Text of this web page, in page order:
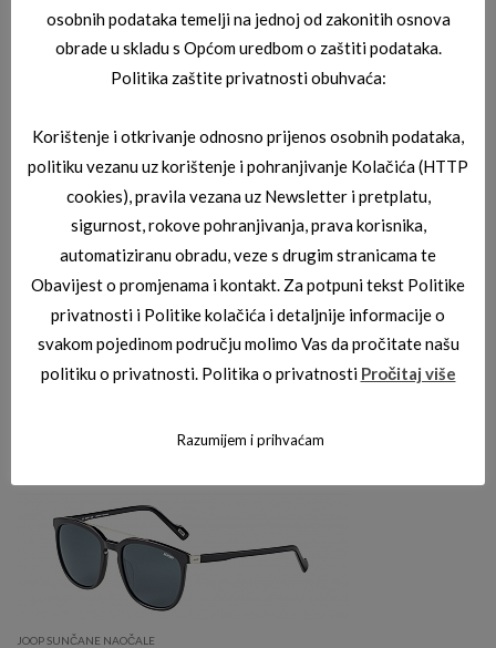
JOOP SUNČANE NAOČALE
JOOP 08_7233_8840
JOOP 08_7240_8840
JOOP SUNČANE NAOČALE
osobnih podataka temelji na jednoj od zakonitih osnova
obrade u skladu s Općom uredbom o zaštiti podataka.
Politika zaštite privatnosti obuhvaća:
Korištenje i otkrivanje odnosno prijenos osobnih podataka,
politiku vezanu uz korištenje i pohranjivanje Kolačića (HTTP
cookies), pravila vezana uz Newsletter i pretplatu,
sigurnost, rokove pohranjivanja, prava korisnika,
automatiziranu obradu, veze s drugim stranicama te
Obavijest o promjenama i kontakt. Za potpuni tekst Politike
privatnosti i Politike kolačića i detaljnije informacije o
svakom pojedinom području molimo Vas da pročitate našu
politiku o privatnosti. Politika o privatnosti Pročitaj više
Razumijem i prihvaćam